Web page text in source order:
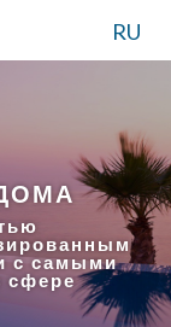
RU
с самыми
сфере